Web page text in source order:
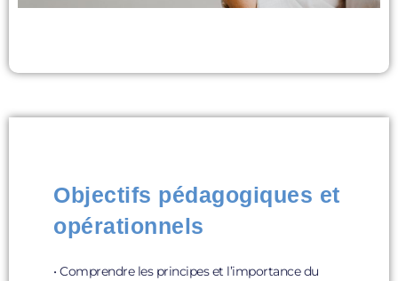
Objectifs pédagogiques et
opérationnels
• Comprendre les principes et l’importance du